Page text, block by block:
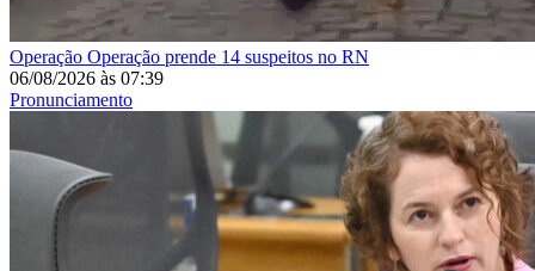
Operação Operação prende 14 suspeitos no RN
06/08/2026 às 07:39
Pronunciamento